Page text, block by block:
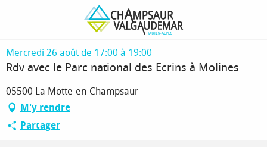
principal
Rdv avec le Parc national des Ecrins à Molines
Mercredi 26 août de 17:00 à 19:00
Rdv avec le Parc national des Ecrins à Molines
05500 La Motte-en-Champsaur
M'y rendre
Partager